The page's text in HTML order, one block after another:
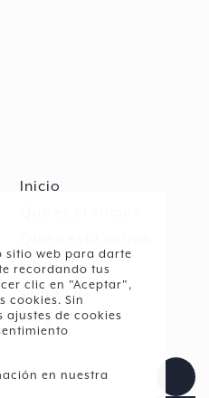
Inicio
Libros
Contacto
Blog
sitio web para darte
recordando tus
clic en "Aceptar",
cookies. Sin
ajustes de cookies
en nuestra